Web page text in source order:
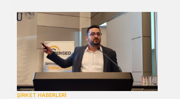
ŞİRKET HABERLERİ